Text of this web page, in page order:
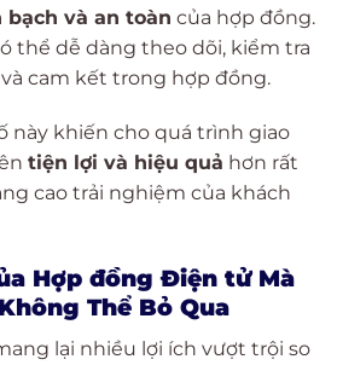
bạch và an toàn của hợp đồng.
thể dễ dàng theo dõi, kiểm tra
cam kết trong hợp đồng.
này khiến cho quá trình giao
tiện lợi và hiệu quả hơn rất
cao trải nghiệm của khách
Hợp đồng Điện tử Mà
Thể Bỏ Qua
lại nhiều lợi ích vượt trội so